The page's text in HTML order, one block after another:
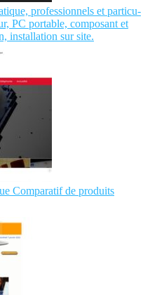
profes­sion­nels et par­ticu­
PC portable, composant et
instal­la­tion sur site.
Comparatif de produits